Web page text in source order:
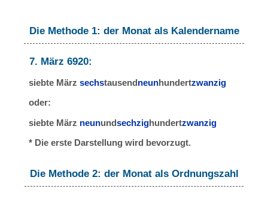
Die Methode 1: der Monat als Kalendername
7. März 6920:
siebte März sechstausendneunhundertzwanzig
oder:
siebte März neunundsechzighundertzwanzig
* Die erste Darstellung wird bevorzugt.
Die Methode 2: der Monat als Ordnungszahl